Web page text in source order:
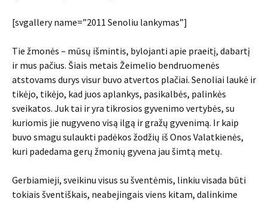
[svgallery name=”2011 Senoliu lankymas”]
Tie žmonės – mūsų išmintis, bylojanti apie praeitį, dabartį
ir mus pačius. Šiais metais Žeimelio bendruomenės
atstovams durys visur buvo atvertos plačiai. Senoliai laukė ir
tikėjo, tikėjo, kad juos aplankys, pasikalbės, palinkės
sveikatos. Juk tai ir yra tikrosios gyvenimo vertybės, su
kuriomis jie nugyveno visą ilgą ir gražų gyvenimą. Ir kaip
buvo smagu sulaukti padėkos žodžių iš Onos Valatkienės,
kuri padedama gerų žmonių gyvena jau šimtą metų.
Gerbiamieji, sveikinu visus su šventėmis, linkiu visada būti
tokiais šventiškais, neabejingais viens kitam, dalinkime